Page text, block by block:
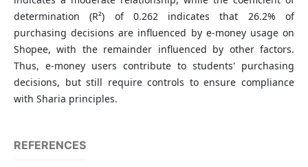
determination (R²) of 0.262 indicates that 26.2% of
purchasing decisions are influenced by e-money usage on
Shopee, with the remainder influenced by other factors.
Thus, e-money users contribute to students' purchasing
decisions, but still require controls to ensure compliance
with Sharia principles.
REFERENCES